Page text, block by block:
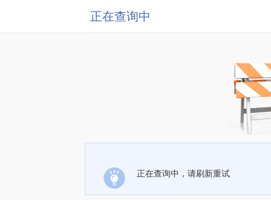
正在查询中
正在查询中，请刷新重试